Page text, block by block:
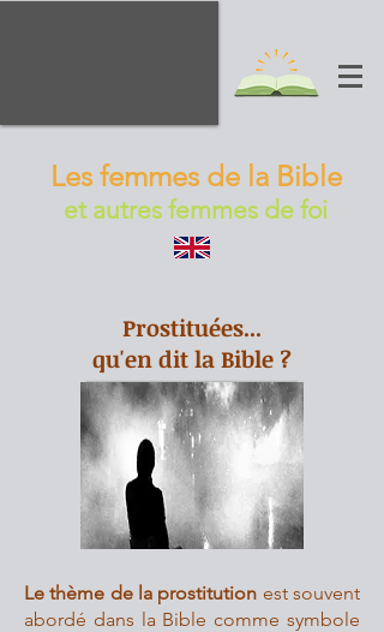
Les femmes de la Bible
et autres femmes de foi
Prostituées...
qu'en dit la Bible ?
Le thème de la prostitution est souvent
abordé dans la Bible comme symbole